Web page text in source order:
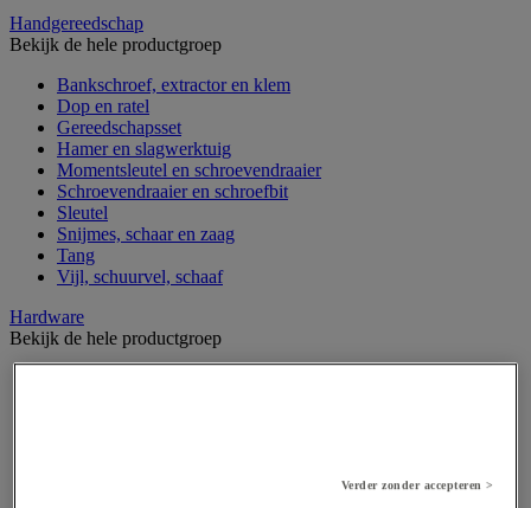
Handgereedschap
Bekijk de hele productgroep
Bankschroef, extractor en klem
Dop en ratel
Gereedschapsset
Hamer en slagwerktuig
Momentsleutel en schroevendraaier
Schroevendraaier en schroefbit
Sleutel
Snijmes, schaar en zaag
Tang
Vijl, schuurvel, schaaf
Hardware
Bekijk de hele productgroep
Verder zonder accepteren >